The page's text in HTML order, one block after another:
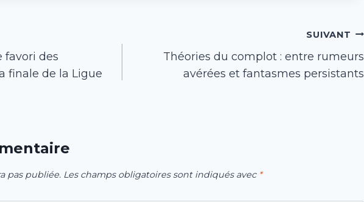
favori des
finale de la Ligue
SUIVANT
Théories du complot : entre rumeurs
avérées et fantasmes persistants
pas publiée. Les champs obligatoires sont indiqués avec *